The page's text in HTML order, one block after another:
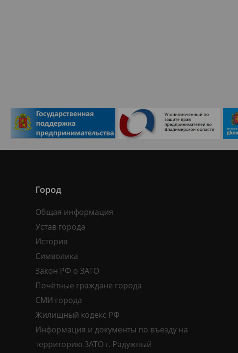
Город
Общая информация
Устав города
История
Символика
Закон РФ о ЗАТО
Почётные граждане города
СМИ города
Жилищный кодекс РФ
Информация и документы по въезду на
территорию ЗАТО г. Радужный